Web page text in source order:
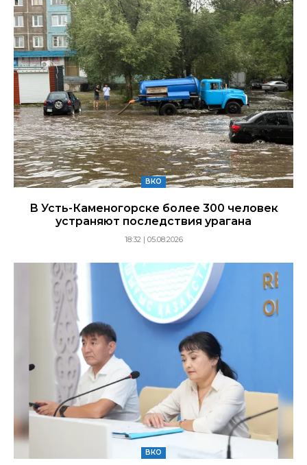
ВКО
В Усть-Каменогорске более 300 человек
устраняют последствия урагана
18:32 | 05.08.2026
ВКО